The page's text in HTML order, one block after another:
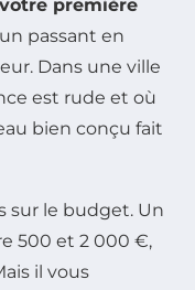
première
passant en
Dans une ville
est rude et où
bien conçu fait
sur le budget. Un
500 et 2 000 €,
il vous